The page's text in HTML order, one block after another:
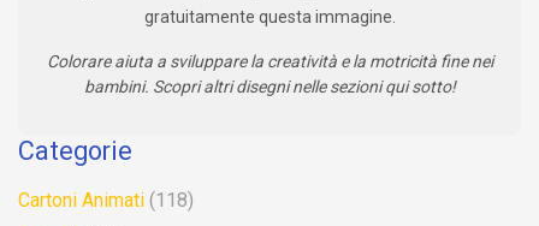
gratuitamente questa immagine.
Colorare aiuta a sviluppare la creatività e la motricità fine nei
bambini. Scopri altri disegni nelle sezioni qui sotto!
Categorie
Cartoni Animati (118)